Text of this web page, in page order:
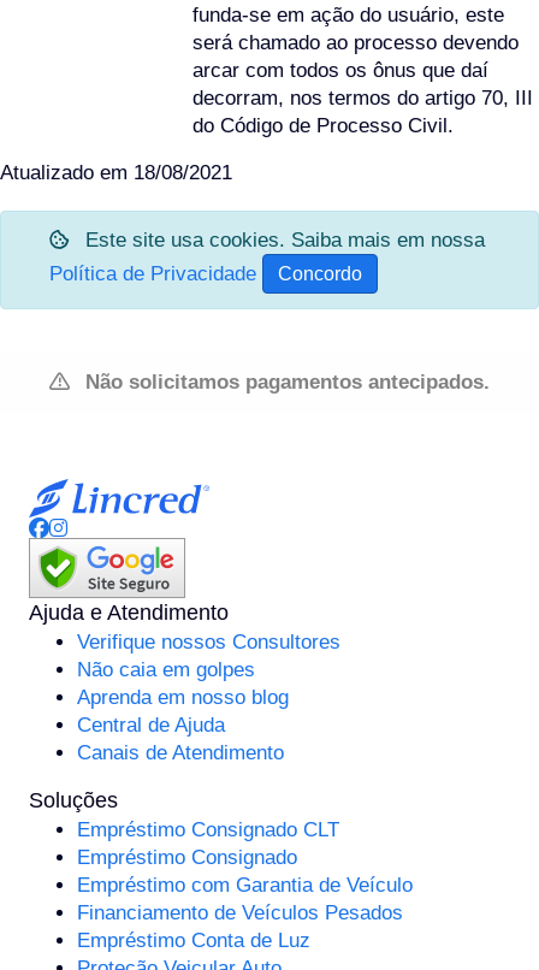
funda-se em ação do usuário, este
será chamado ao processo devendo
arcar com todos os ônus que daí
decorram, nos termos do artigo 70, III
do Código de Processo Civil.
Atualizado em 18/08/2021
Este site usa cookies. Saiba mais em nossa
Política de Privacidade
Concordo
Não solicitamos pagamentos antecipados.
Ajuda e Atendimento
Verifique nossos Consultores
Não caia em golpes
Aprenda em nosso blog
Central de Ajuda
Canais de Atendimento
Soluções
Empréstimo Consignado CLT
Empréstimo Consignado
Empréstimo com Garantia de Veículo
Financiamento de Veículos Pesados
Empréstimo Conta de Luz